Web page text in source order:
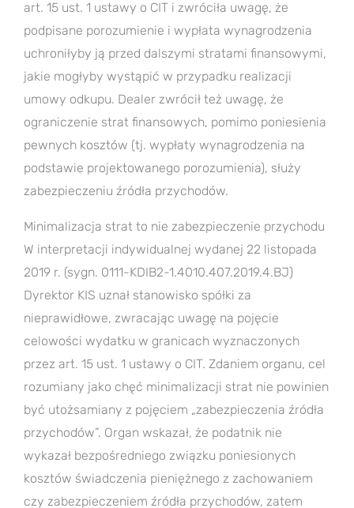
art. 15 ust. 1 ustawy o CIT i zwróciła uwagę, że
podpisane porozumienie i wypłata wynagrodzenia
uchroniłyby ją przed dalszymi stratami finansowymi,
jakie mogłyby wystąpić w przypadku realizacji
umowy odkupu. Dealer zwrócił też uwagę, że
ograniczenie strat finansowych, pomimo poniesienia
pewnych kosztów (tj. wypłaty wynagrodzenia na
podstawie projektowanego porozumienia), służy
zabezpieczeniu źródła przychodów.
Minimalizacja strat to nie zabezpieczenie przychodu
W interpretacji indywidualnej wydanej 22 listopada
2019 r. (sygn. 0111-KDIB2-1.4010.407.2019.4.BJ)
Dyrektor KIS uznał stanowisko spółki za
nieprawidłowe, zwracając uwagę na pojęcie
celowości wydatku w granicach wyznaczonych
przez art. 15 ust. 1 ustawy o CIT. Zdaniem organu, cel
rozumiany jako chęć minimalizacji strat nie powinien
być utożsamiany z pojęciem „zabezpieczenia źródła
przychodów”. Organ wskazał, że podatnik nie
wykazał bezpośredniego związku poniesionych
kosztów świadczenia pieniężnego z zachowaniem
czy zabezpieczeniem źródła przychodów, zatem